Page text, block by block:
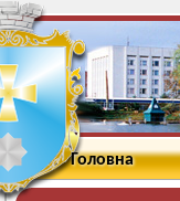
Головна